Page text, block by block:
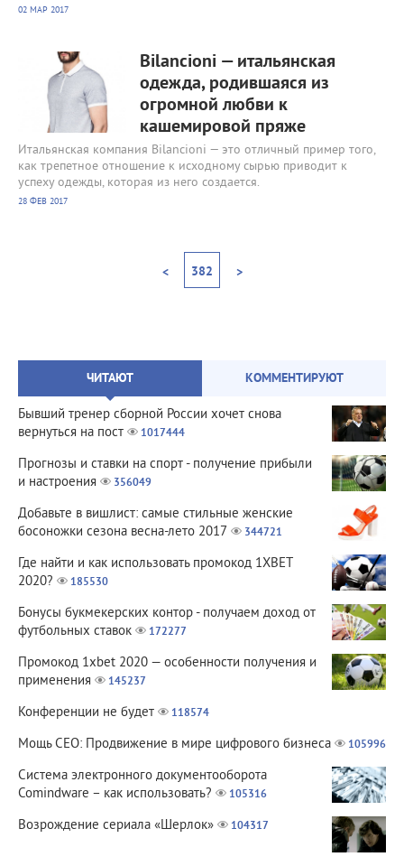
02 МАР 2017
Bilancioni — итальянская
одежда, родившаяся из
огромной любви к
кашемировой пряже
Итальянская компания Bilancioni — это отличный пример того,
как трепетное отношение к исходному сырью приводит к
успеху одежды, которая из него создается.
28 ФЕВ 2017
< 382 >
ЧИТАЮТ КОММЕНТИРУЮТ
Бывший тренер сборной России хочет снова
вернуться на пост
1017444
Прогнозы и ставки на спорт - получение прибыли
и настроения
356049
Добавьте в вишлист: самые стильные женские
босоножки сезона весна-лето 2017
344721
Где найти и как использовать промокод 1XBET
2020?
185530
Бонусы букмекерских контор - получаем доход от
футбольных ставок
172277
Промокод 1xbet 2020 — особенности получения и
применения
145237
Конференции не будет 118574
Мощь СЕО: Продвижение в мире цифрового бизнеса 105996
Система электронного документооборота
Comindware – как использовать?
105316
Возрождение сериала «Шерлок» 104317